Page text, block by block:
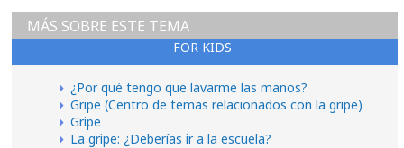
FOR KIDS
MÁS SOBRE ESTE TEMA
¿Por qué tengo que lavarme las manos?
Gripe (Centro de temas relacionados con la gripe)
Gripe
La gripe: ¿Deberías ir a la escuela?